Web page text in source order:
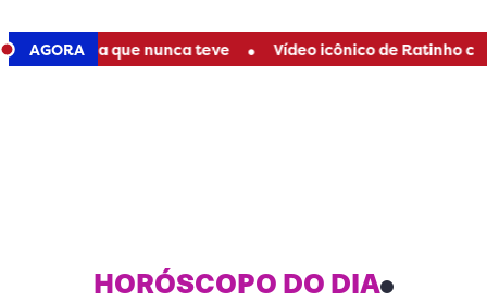
AGORA
de filha que nunca teve • Vídeo icônico de Ratinho com
HORÓSCOPO DO DIA